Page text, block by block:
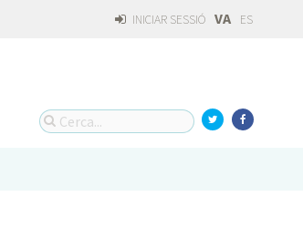
INICIAR SESSIÓ VA ES